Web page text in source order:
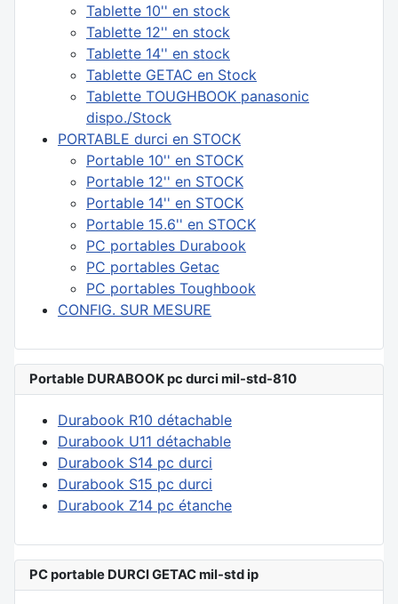
Tablette 10'' en stock
Tablette 12'' en stock
Tablette 14'' en stock
Tablette GETAC en Stock
Tablette TOUGHBOOK panasonic
dispo./Stock
PORTABLE durci en STOCK
Portable 10'' en STOCK
Portable 12'' en STOCK
Portable 14'' en STOCK
Portable 15.6'' en STOCK
PC portables Durabook
PC portables Getac
PC portables Toughbook
CONFIG. SUR MESURE
Portable DURABOOK pc durci mil-std-810
Durabook R10 détachable
Durabook U11 détachable
Durabook S14 pc durci
Durabook S15 pc durci
Durabook Z14 pc étanche
PC portable DURCI GETAC mil-std ip